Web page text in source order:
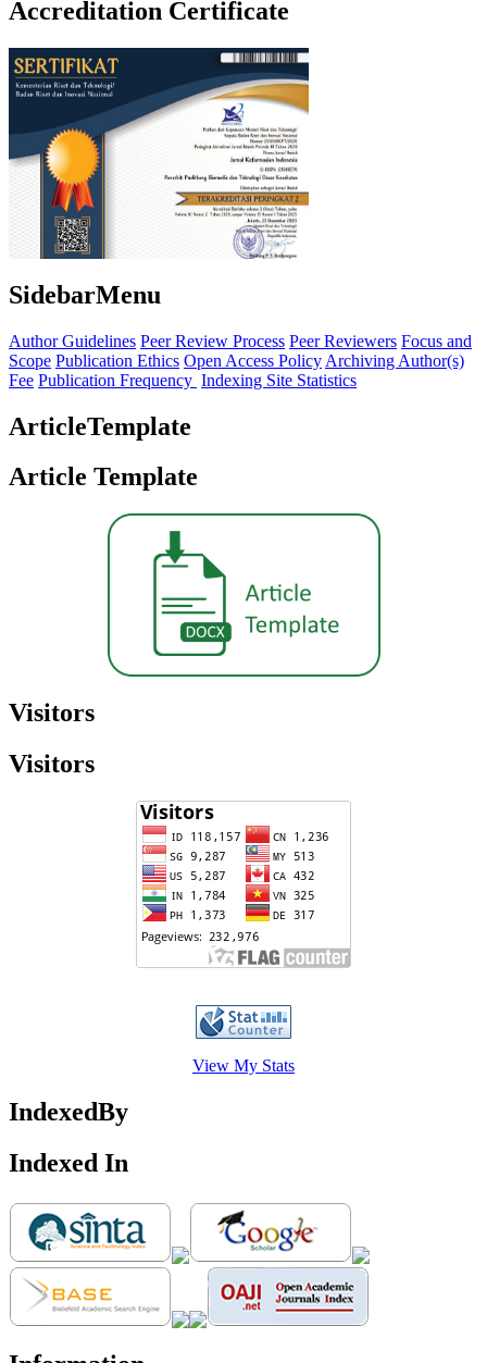
Accreditation Certificate
SidebarMenu
Author Guidelines Peer Review Process Peer Reviewers Focus and
Scope Publication Ethics Open Access Policy Archiving Author(s)
Fee Publication Frequency Indexing Site Statistics
ArticleTemplate
Article Template
Visitors
Visitors
View My Stats
IndexedBy
Indexed In